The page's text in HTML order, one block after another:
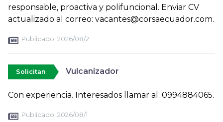
responsable, proactiva y polifuncional. Enviar CV
actualizado al correo: vacantes@corsaecuador.com.
Publicado: 2026/08/2
Solicitan Vulcanizador
Con experiencia. Interesados llamar al: 0994884065.
Publicado: 2026/08/1